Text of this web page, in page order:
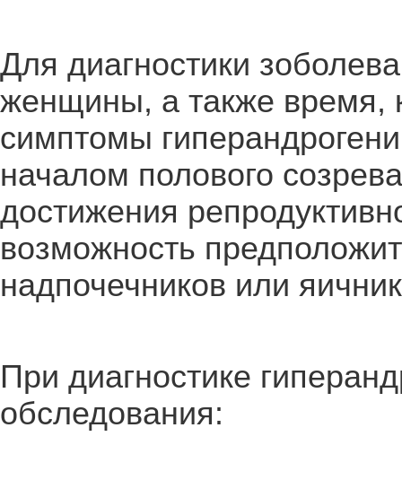
Для диагностики
женщины, а также время,
симптомы
началом полового
достижения
возможность
надпочечников или
При диагностике
обследования: